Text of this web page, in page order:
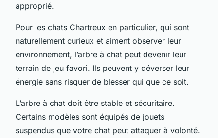
approprié.
Pour les chats Chartreux en particulier, qui sont
naturellement curieux et aiment observer leur
environnement, l’arbre à chat peut devenir leur
terrain de jeu favori. Ils peuvent y déverser leur
énergie sans risquer de blesser qui que ce soit.
L’arbre à chat doit être stable et sécuritaire.
Certains modèles sont équipés de jouets
suspendus que votre chat peut attaquer à volonté.